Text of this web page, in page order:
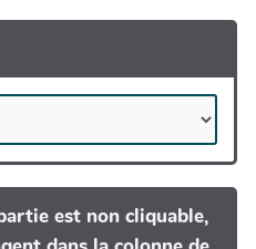
est non cliquable,